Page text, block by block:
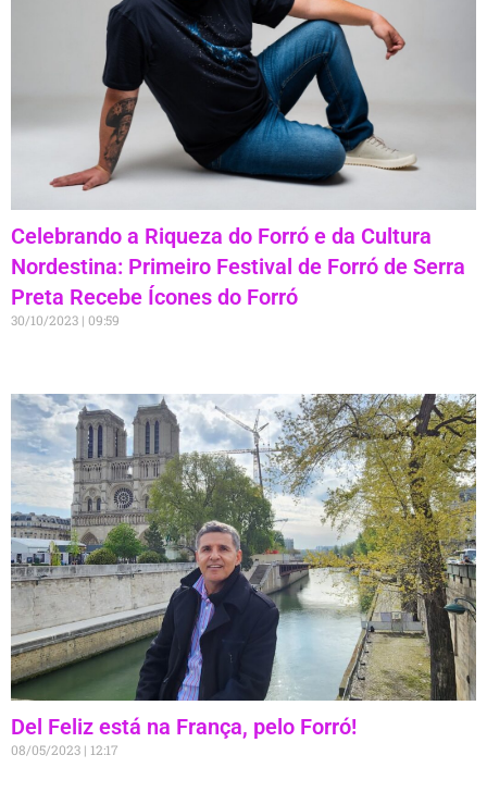
Celebrando a Riqueza do Forró e da Cultura
Nordestina: Primeiro Festival de Forró de Serra
Preta Recebe Ícones do Forró
30/10/2023 09:59
Del Feliz está na França, pelo Forró!
08/05/2023 12:17